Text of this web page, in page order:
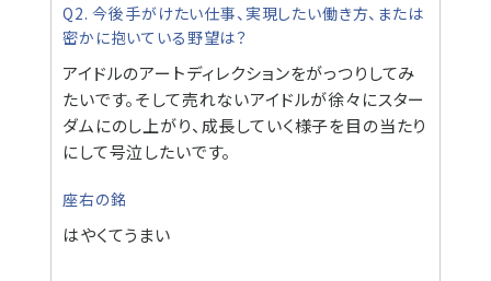
Q2. 今後手がけたい仕事、実現したい働き方、または
密かに抱いている野望は？
アイドルのアートディレクションをがっつりしてみ
たいです。そして売れないアイドルが徐々にスター
ダムにのし上がり、成長していく様子を目の当たり
にして号泣したいです。
座右の銘
はやくてうまい